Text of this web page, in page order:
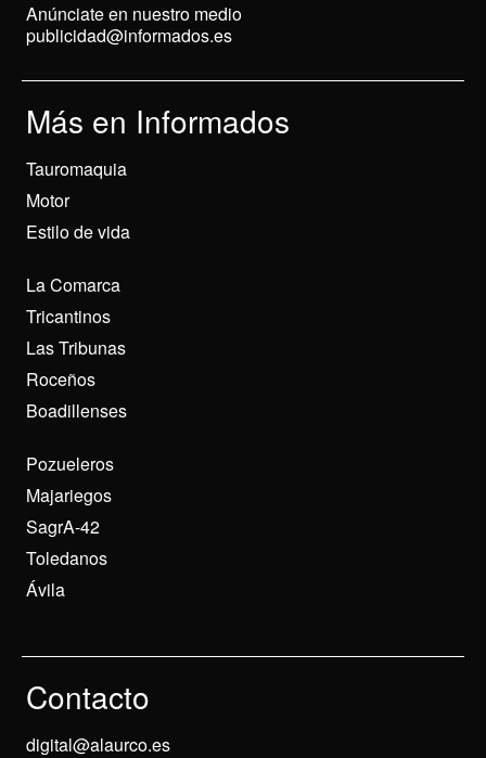
Anúnciate en nuestro medio
publicidad@informados.es
Más en Informados
Tauromaquia
Motor
Estilo de vida
La Comarca
Tricantinos
Las Tribunas
Roceños
Boadillenses
Pozueleros
Majariegos
SagrA-42
Toledanos
Ávila
Contacto
digital@alaurco.es